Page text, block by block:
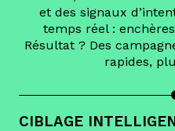
et des signaux
temps réel :
Résultat ? Des
rapides,
CIBLAGE